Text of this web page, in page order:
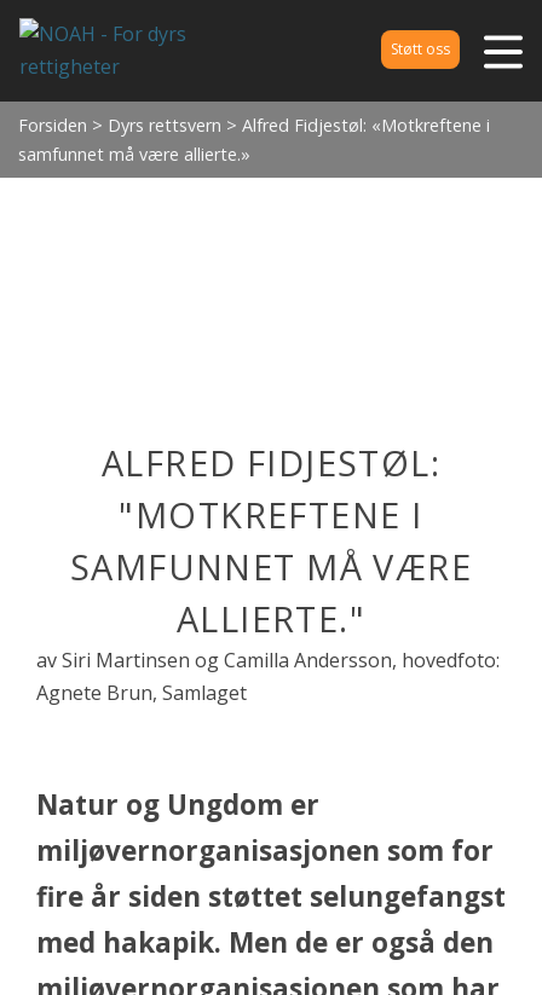
Støtt oss
Forsiden > Dyrs rettsvern > Alfred Fidjestøl: «Motkreftene i
samfunnet må være allierte.»
ALFRED FIDJESTØL:
"MOTKREFTENE I
SAMFUNNET MÅ VÆRE
ALLIERTE."
av Siri Martinsen og Camilla Andersson, hovedfoto:
Agnete Brun, Samlaget
Natur og Ungdom er
miljøvernorganisasjonen som for
fire år siden støttet selungefangst
med hakapik. Men de er også den